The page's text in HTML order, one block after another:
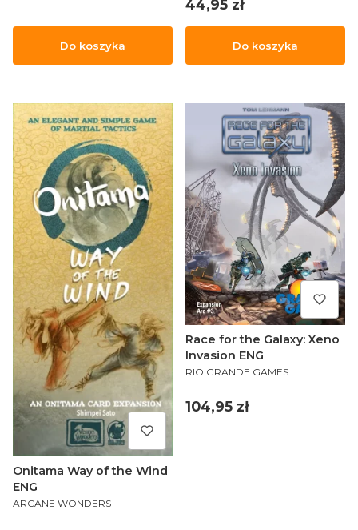
Do koszyka
Cena
44,95 zł
Do koszyka
Onitama Way of the Wind
ENG
PRODUCENT
ARCANE WONDERS
Race for the Galaxy: Xeno
Invasion ENG
PRODUCENT
RIO GRANDE GAMES
Cena
104,95 zł